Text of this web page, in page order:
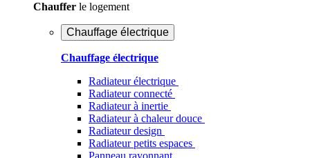
Chauffer le logement
Chauffage électrique
Chauffage électrique
Radiateur électrique
Radiateur connecté
Radiateur à inertie
Radiateur à chaleur douce
Radiateur design
Radiateur petits espaces